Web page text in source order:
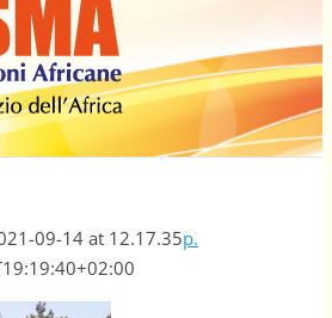
09-14 at 12.17.35p.